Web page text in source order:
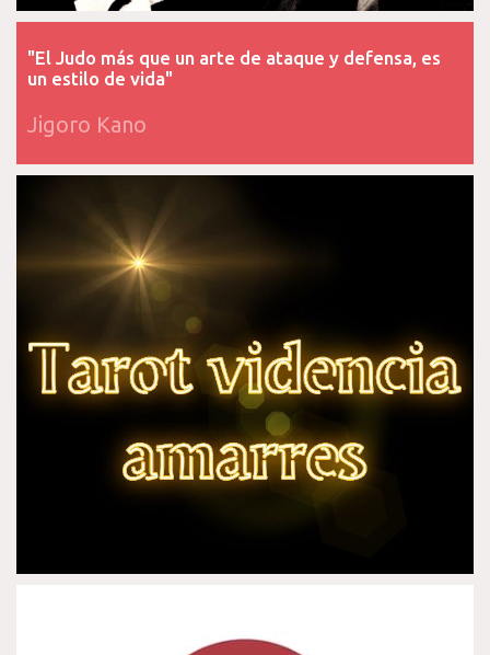
"El Judo más que un arte de ataque y defensa, es
un estilo de vida"
Jigoro Kano